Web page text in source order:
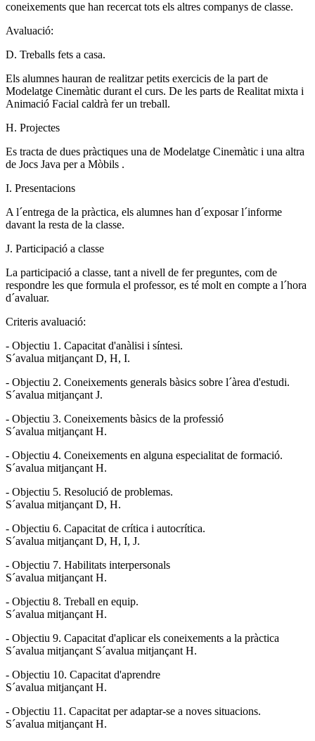
coneixements que han recercat tots els altres companys de classe.
Avaluació:
D. Treballs fets a casa.
Els alumnes hauran de realitzar petits exercicis de la part de
Modelatge Cinemàtic durant el curs. De les parts de Realitat mixta i
Animació Facial caldrà fer un treball.
H. Projectes
Es tracta de dues pràctiques una de Modelatge Cinemàtic i una altra
de Jocs Java per a Mòbils .
I. Presentacions
A l´entrega de la pràctica, els alumnes han d´exposar l´informe
davant la resta de la classe.
J. Participació a classe
La participació a classe, tant a nivell de fer preguntes, com de
respondre les que formula el professor, es té molt en compte a l´hora
d´avaluar.
Criteris avaluació:
- Objectiu 1. Capacitat d'anàlisi i síntesi.
S´avalua mitjançant D, H, I.
- Objectiu 2. Coneixements generals bàsics sobre l´àrea d'estudi.
S´avalua mitjançant J.
- Objectiu 3. Coneixements bàsics de la professió
S´avalua mitjançant H.
- Objectiu 4. Coneixements en alguna especialitat de formació.
S´avalua mitjançant H.
- Objectiu 5. Resolució de problemas.
S´avalua mitjançant D, H.
- Objectiu 6. Capacitat de crítica i autocrítica.
S´avalua mitjançant D, H, I, J.
- Objectiu 7. Habilitats interpersonals
S´avalua mitjançant H.
- Objectiu 8. Treball en equip.
S´avalua mitjançant H.
- Objectiu 9. Capacitat d'aplicar els coneixements a la pràctica
S´avalua mitjançant S´avalua mitjançant H.
- Objectiu 10. Capacitat d'aprendre
S´avalua mitjançant H.
- Objectiu 11. Capacitat per adaptar-se a noves situacions.
S´avalua mitjançant H.